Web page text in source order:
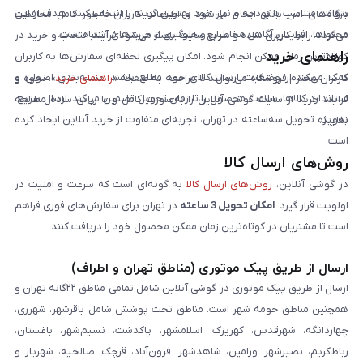
بتوانند متناسب با بودجه و نیاز خود بهترین گزینه را انتخاب کنند. هدف از این
محتواها، افزایش آگاهی مخاطبان و جلوگیری از خریدهای اشتباه است.
درگاه‌های امن بانکی انجام می‌شود و اطلاعات کاربران به‌طور کامل محافظت
می‌گردد. رابط کاربری ساده و سریع سایت باعث می‌شود فرآیند انتخاب و خرید در
کوتاه‌ترین زمان ممکن انجام شود. امکان پیگیری لحظه‌ای سفارش‌ها به کاربران
کمک می‌کند از وضعیت ارسال کالای خود مطلع باشند. بسته‌بندی اصولی و
استاندارد کالاها، سلامت محصول را تا زمان تحویل تضمین می‌کند. ارسال سریع،
به‌ویژه تحویل سه‌ساعته در تهران، تجربه‌ای متفاوت از خرید آنلاین ایجاد کرده
است.
راهنمای خرید
کاربران محترم فروشگاه می‌توانند با مراجعه به صفحه «راهنمای خرید»، نحوه و
فرایند خرید از سایت گوشی آنلاین را به‌صورت کامل و با زبانی ساده مطالعه
نمایند.
روش‌های ارسال کالا
در گوشی آنلاین، روش‌های ارسال کالا به گونه‌ای است که سرعت و امنیت در
اولویت قرار گیرد. امکان تحویل 3 ساعته
در تهران برای سفارش‌های فوری فراهم
است تا مشتریان در کوتاه‌ترین زمان ممکن محصول خود را دریافت کنند.
ارسال از طریق پیک موتوری (مناطق تهران و اطراف)
ارسال از طریق پیک موتوری در گوشی آنلاین شامل تمامی مناطق ۲۲گانه تهران و
همچنین مناطق حومه شهر است. مناطق تحت پوشش شامل باقرشهر، شهرری،
چهاردانگه، شهرقدس، کهریزک، اسلامشهر، پاکدشت، نسیم‌شهر، باغستان،
رباط‌کریم، نصیرشهر، ورامین، شاهدشهر، فرون‌آباد، قرچک، صالحیه، شهریار و